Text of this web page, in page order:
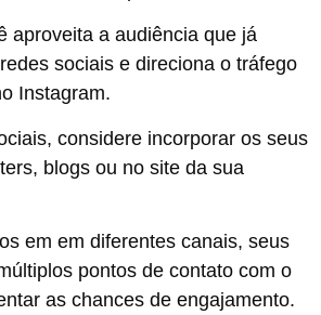
aproveita a audiência que já
sociais e direciona o tráfego
Instagram.
considere incorporar os seus
blogs ou no site da sua
em em diferentes canais, seus
pontos de contato com o
as chances de engajamento.